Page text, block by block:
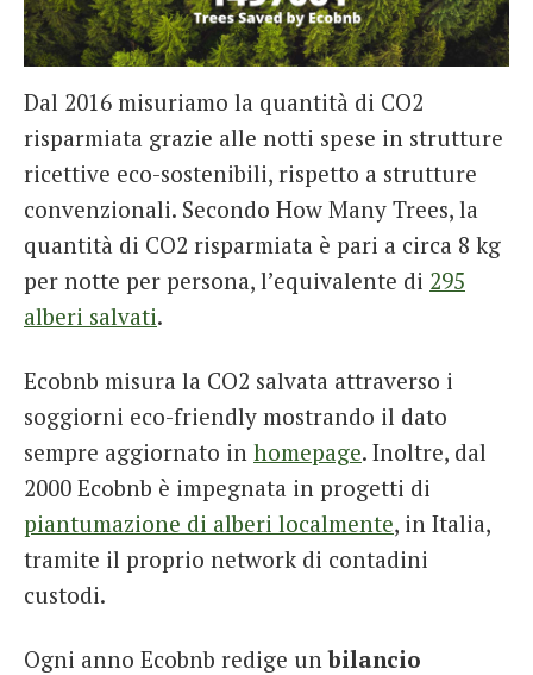
Dal 2016 misuriamo la quantità di CO2
risparmiata grazie alle notti spese in strutture
ricettive eco-sostenibili, rispetto a strutture
convenzionali. Secondo How Many Trees, la
quantità di CO2 risparmiata è pari a circa 8 kg
per notte per persona, l’equivalente di 295
alberi salvati.
Ecobnb misura la CO2 salvata attraverso i
soggiorni eco-friendly mostrando il dato
sempre aggiornato in homepage. Inoltre, dal
2000 Ecobnb è impegnata in progetti di
piantumazione di alberi localmente, in Italia,
tramite il proprio network di contadini
custodi.
Ogni anno Ecobnb redige unbilancio